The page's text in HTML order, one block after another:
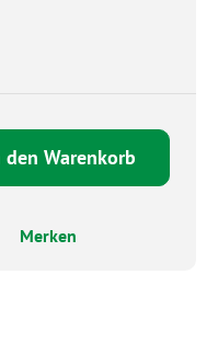
gewünschten
den Warenkorb
Merken